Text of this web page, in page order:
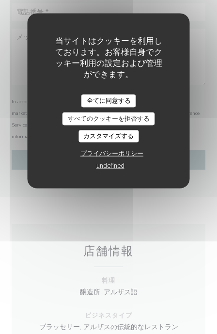
当サイトはクッキーを利用し
ております。お客様自身でク
ッキー利用の設定および管理
ができます。
全てに同意する
すべてのクッキーを拒否する
カスタマイズする
プライバシーポリシー
undefined
In accordance with data protection regulations, you have the right to opt out of
marketing communications. UK residents can register with the Telephone Preference
Service at
tpsonline.org.uk. US residents can register atdonotcall.gov
information about how we process your data, please see our
店舗情報
料理
醸造所, アルザス語
ビジネスタイプ
ブラッセリー, アルザスの伝統的なレストラン
AU JOYEUX PÊCHEUR